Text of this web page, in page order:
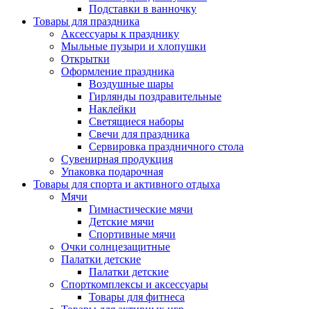
Подставки в ванночку
Товары для праздника
Аксессуары к празднику
Мыльные пузыри и хлопушки
Открытки
Оформление праздника
Воздушные шары
Гирлянды поздравительные
Наклейки
Светящиеся наборы
Свечи для праздника
Сервировка праздничного стола
Сувенирная продукция
Упаковка подарочная
Товары для спорта и активного отдыха
Мячи
Гимнастические мячи
Детские мячи
Спортивные мячи
Очки солнцезащитные
Палатки детские
Палатки детские
Спорткомплексы и аксессуары
Товары для фитнеса